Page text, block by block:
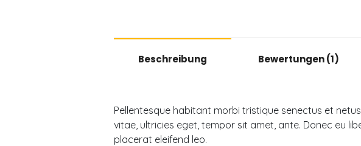
Beschreibung Bewertungen (1)
Pellentesque habitant morbi tristique senectus et
vitae, ultricies eget, tempor sit amet, ante. Donec eu
placerat eleifend leo.